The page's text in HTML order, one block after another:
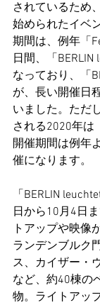
されているため
始められたイベ
期間は、例年「
日間、「
なっており、「
が、長い開催日
いました。ただ
される2020年は
開催期間は例年
催になります。
「BERLIN
日から10月4日
トアップや映像
ランデンブルク
ス、カイザー・
など、約40棟の
物。ライトアッ